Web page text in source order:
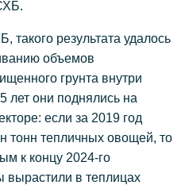
результата удалось
объемов
грунта внутри
лет они поднялись на
если за 2019 год
тонн тепличных овощей, то
к концу 2024-го
вырастили в теплицах